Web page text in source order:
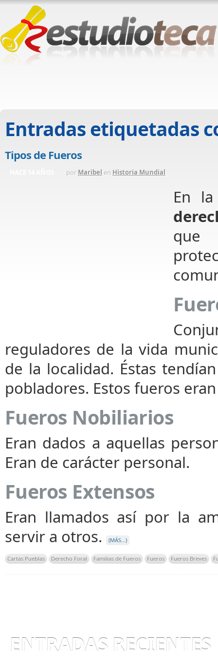
Entradas etiquetadas
Tipos de Fueros
por Maribel en Historia Mundial
En
que
reguladores de la vida
de la localidad. Éstas
pobladores. Estos fueros
Fueros Nobiliarios
Eran dados a aquellas
Eran de carácter personal.
Fueros Extensos
Eran llamados así por la
servir a otros.
(MÁS…)
Cartas Pueblas Derecho Foral Familias de Fueros Fueros Fueros Breves
ENTRADAS RECIENTES